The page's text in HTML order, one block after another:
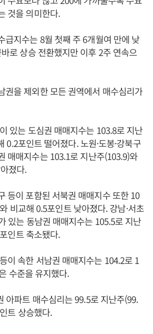
것을 의미한다.
급지수는 8월 첫째 주 6개월여 만에 낮
로 상승 전환했지만 이후 2주 연속으
권을 제외한 모든 권역에서 매수심리가
있는 도심권 매매지수는 103.8로 지난
0.2포인트 떨어졌다. 노원·도봉·강북구
매매지수는 103.1로 지난주(103.9)와
졌다.
등이 포함된 서북권 매매지수 또한 10
비교해 0.5포인트 낮아졌다. 강남·서초
있는 동남권 매매지수는 105.5로 지난
인트 축소됐다.
이 속한 서남권 매매지수는 104.2로 1
수준을 유지했다.
아파트 매수심리는 99.5로 지난주(99.
트 상승했다.